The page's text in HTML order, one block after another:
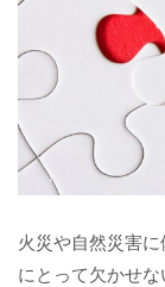
火災や自然災害
にとって欠かせ